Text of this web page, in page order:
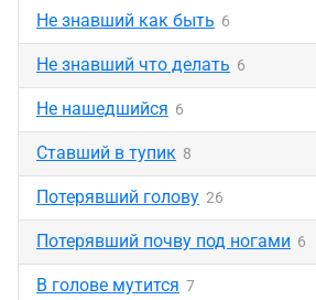
Не знавший как быть 6
Не знавший что делать 6
Не нашедшийся 6
Ставший в тупик 8
Потерявший голову 26
Потерявший почву под ногами 6
В голове мутится 7